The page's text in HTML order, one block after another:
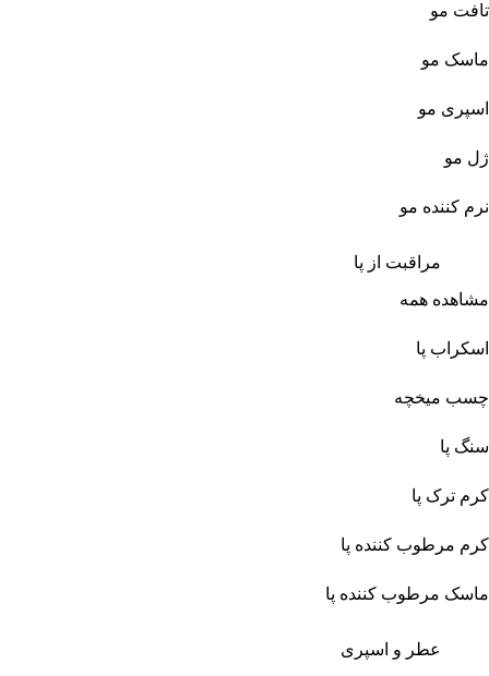
تافت مو
ماسک مو
اسپری مو
ژل مو
نرم کننده مو
مراقبت از پا
مشاهده همه
اسکراب پا
چسب میخچه
سنگ پا
کرم ترک پا
کرم مرطوب کننده پا
ماسک مرطوب کننده پا
عطر و اسپری